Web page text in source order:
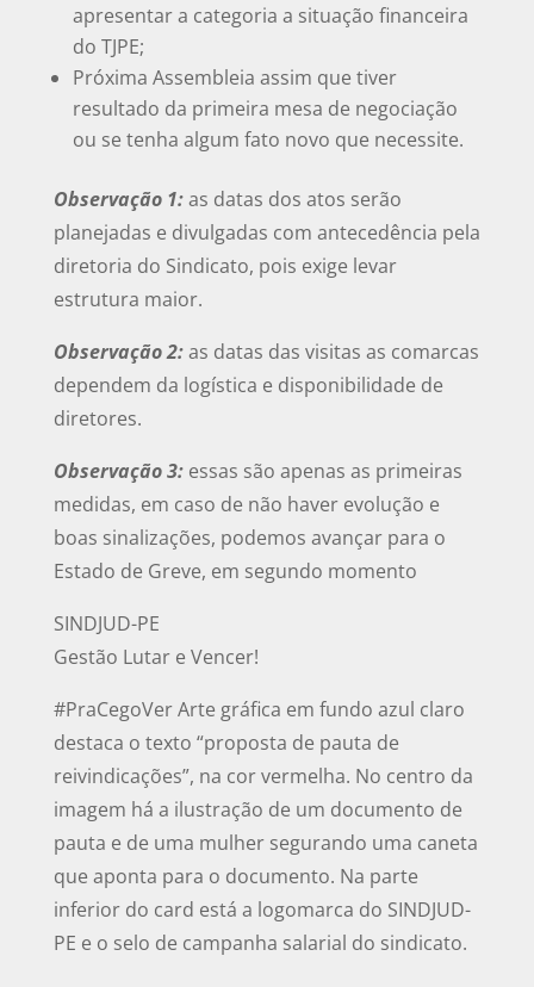
apresentar a categoria a situação financeira
do TJPE;
Próxima Assembleia assim que tiver
resultado da primeira mesa de negociação
ou se tenha algum fato novo que necessite.
Observação 1:as datas dos atos serão
planejadas e divulgadas com antecedência pela
diretoria do Sindicato, pois exige levar
estrutura maior.
Observação 2:as datas das visitas as comarcas
dependem da logística e disponibilidade de
diretores.
Observação 3:essas são apenas as primeiras
medidas, em caso de não haver evolução e
boas sinalizações, podemos avançar para o
Estado de Greve, em segundo momento
SINDJUD-PE
Gestão Lutar e Vencer!
#PraCegoVer Arte gráfica em fundo azul claro
destaca o texto “proposta de pauta de
reivindicações”, na cor vermelha. No centro da
imagem há a ilustração de um documento de
pauta e de uma mulher segurando uma caneta
que aponta para o documento. Na parte
inferior do card está a logomarca do SINDJUD-
PE e o selo de campanha salarial do sindicato.